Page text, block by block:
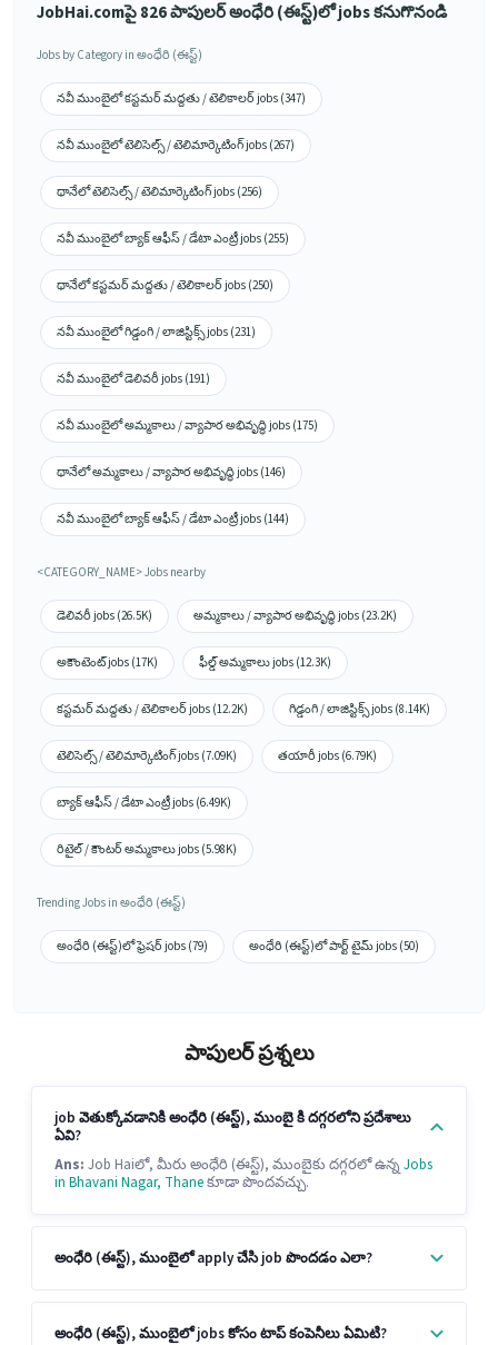
JobHai.comపై 826 పాపులర్ అంధేరి (ఈస్ట్)లో jobs కనుగొనండి
Jobs by Category in అంధేరి (ఈస్ట్)
నవీ ముంబైలో కస్టమర్ మద్దతు / టెలికాలర్ jobs (347)
నవీ ముంబైలో టెలిసెల్స్ / టెలిమార్కెటింగ్ jobs (267)
థానేలో టెలిసెల్స్ / టెలిమార్కెటింగ్ jobs (256)
నవీ ముంబైలో బ్యాక్ ఆఫీస్ / డేటా ఎంట్రీ jobs (255)
థానేలో కస్టమర్ మద్దతు / టెలికాలర్ jobs (250)
నవీ ముంబైలో గిడ్డంగి / లాజిస్టిక్స్ jobs (231)
నవీ ముంబైలో డెలివరీ jobs (191)
నవీ ముంబైలో అమ్మకాలు / వ్యాపార అభివృద్ధి jobs (175)
థానేలో అమ్మకాలు / వ్యాపార అభివృద్ధి jobs (146)
నవీ ముంబైలో బ్యాక్ ఆఫీస్ / డేటా ఎంట్రీ jobs (144)
<CATEGORY_NAME> Jobs nearby
డెలివరీ jobs (26.5K) అమ్మకాలు / వ్యాపార అభివృద్ధి jobs (23.2K)
అకౌంటెంట్ jobs (17K) ఫీల్డ్ అమ్మకాలు jobs (12.3K)
కస్టమర్ మద్దతు / టెలికాలర్ jobs (12.2K) గిడ్డంగి / లాజిస్టిక్స్ jobs (8.14K)
టెలిసెల్స్ / టెలిమార్కెటింగ్ jobs (7.09K) తయారీ jobs (6.79K)
బ్యాక్ ఆఫీస్ / డేటా ఎంట్రీ jobs (6.49K)
రిటైల్ / కౌంటర్ అమ్మకాలు jobs (5.98K)
Trending Jobs in అంధేరి (ఈస్ట్)
అంధేరి (ఈస్ట్)లో ఫ్రెషర్ jobs (79) అంధేరి (ఈస్ట్)లో పార్ట్ టైమ్ jobs (50)
పాపులర్ ప్రశ్నలు
job వెతుక్కోవడానికి అంధేరి (ఈస్ట్), ముంబై కి దగ్గరలోని ప్రదేశాలు
ఏవి?
Ans: Job Haiలో, మీరు అంధేరి (ఈస్ట్), ముంబైకు దగ్గరలో ఉన్న Jobs
in Bhavani Nagar, Thaneకూడా పొందవచ్చు.
అంధేరి (ఈస్ట్), ముంబైలో apply చేసి job పొందడం ఎలా?
అంధేరి (ఈస్ట్), ముంబైలో jobs కోసం టాప్ కంపెనీలు ఏమిటి?